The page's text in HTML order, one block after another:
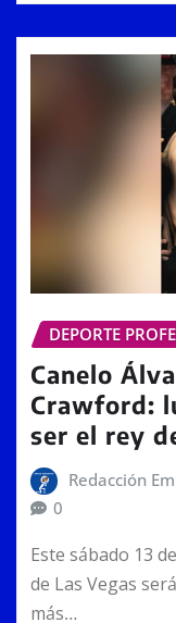
DEPORTE
Canelo
Crawford:
ser el rey
Redacción
0
Este sábado 13
de Las Vegas
más…